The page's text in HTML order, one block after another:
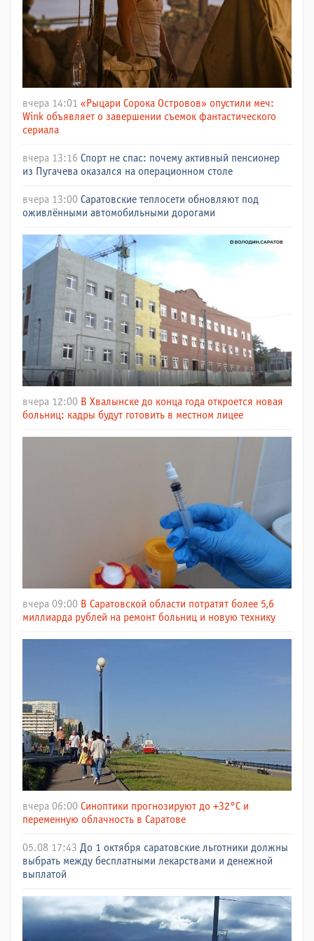
вчера 14:01 «Рыцари Сорока Островов» опустили меч:
Wink объявляет о завершении съемок фантастического
сериала
вчера 13:16 Спорт не спас: почему активный пенсионер
из Пугачева оказался на операционном столе
вчера 13:00 Саратовские теплосети обновляют под
оживлёнными автомобильными дорогами
вчера 12:00 В Хвалынске до конца года откроется новая
больниц: кадры будут готовить в местном лицее
вчера 09:00 В Саратовской области потратят более 5,6
миллиарда рублей на ремонт больниц и новую технику
вчера 06:00 Синоптики прогнозируют до +32°C и
переменную облачность в Саратове
05.08 17:43 До 1 октября саратовские льготники должны
выбрать между бесплатными лекарствами и денежной
выплатой